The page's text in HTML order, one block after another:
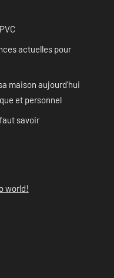
actuelles pour
maison aujourd’hui
et personnel
savoir
world!